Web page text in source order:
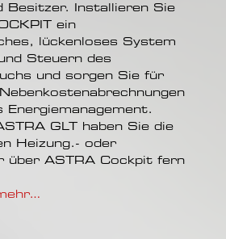
Besitzer. Installieren Sie
ein
lückenloses System
Steuern des
und sorgen Sie für
Energiemanagement.
GLT haben Sie die
Heizung.- oder
über ASTRA Cockpit fern